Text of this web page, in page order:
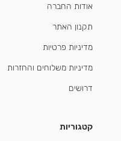
אודות החברה
תקנון האתר
מדיניות פרטיות
מדיניות משלוחים והחזרות
דרושים
קטגוריות